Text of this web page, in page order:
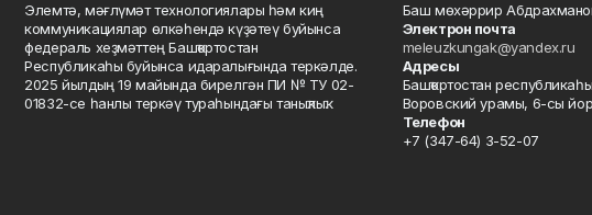
Элемтә, мәғлүмәт технологиялары һәм киң
коммуникациялар өлкәһендә күҙәтеү буйынса
федераль хеҙмәттең Башҡортостан
Республикаһы буйынса идаралығында теркәлде.
2025 йылдың 19 майында бирелгән ПИ № ТУ 02-
01832-се һанлы теркәү тураһындағы таныҡлыҡ.
Баш мөхәррир
Электрон почта
meleuzkungak@yandex.ru
Адресы
Башҡортостан
Воровский урамы, 6-сы
Телефон
+7 (347-64) 3-52-07